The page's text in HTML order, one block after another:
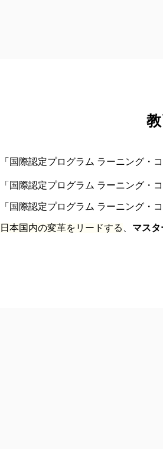
「国際認定プログラム ラーニング・
「国際認定プログラム ラーニング・
「国際認定プログラム ラーニング・
日本国内の変革をリードする マス